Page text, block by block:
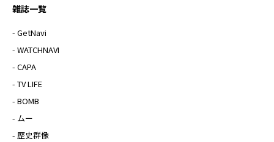
雑誌一覧
- GetNavi
- WATCHNAVI
- CAPA
- TV LIFE
- BOMB
- ムー
- 歴史群像